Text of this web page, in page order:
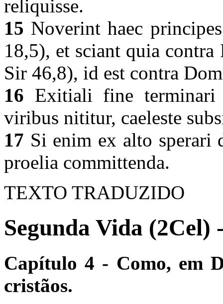
reliquisse.
15 Noverint haec
18,5), et sciant quia
Sir 46,8), id est contra
16 Exitiali fine terminari
viribus nititur, caeleste
17 Si enim ex alto
proelia committenda.
TEXTO TRADUZIDO
Segunda Vida (2Cel)
Capítulo 4 - Como, em
cristãos.